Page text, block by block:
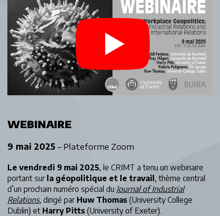
WEBINAIRE
9 mai 2025 – Plateforme Zoom
Le vendredi 9 mai 2025, le CRIMT a tenu un webinaire
portant sur la géopolitique et le travail, thème central
d’un prochain numéro spécial du Journal of Industrial
Relations, dirigé par Huw Thomas (University College
Dublin) et Harry Pitts (University of Exeter).